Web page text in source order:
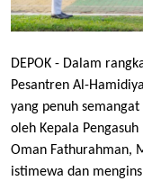
DEPOK - Dalam
Pesantren Al-
yang penuh
oleh Kepala
Oman Fathurahman,
istimewa dan